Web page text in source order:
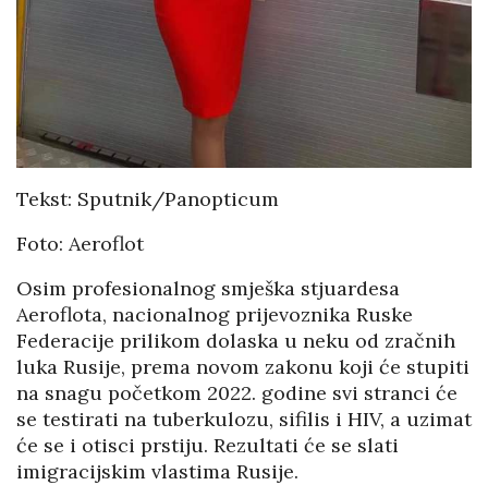
Tekst: Sputnik/Panopticum
Foto: Aeroflot
Osim profesionalnog smješka stjuardesa
Aeroflota, nacionalnog prijevoznika Ruske
Federacije prilikom dolaska u neku od zračnih
luka Rusije, prema novom zakonu koji će stupiti
na snagu početkom 2022. godine svi stranci će
se testirati na tuberkulozu, sifilis i HIV, a uzimat
će se i otisci prstiju. Rezultati će se slati
imigracijskim vlastima Rusije.